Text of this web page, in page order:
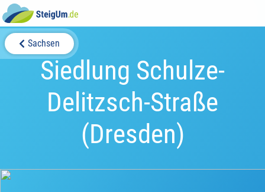
Sachsen
Siedlung Schulze-
Delitzsch-Straße
(Dresden)